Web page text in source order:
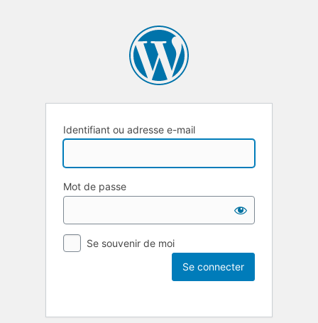
Identifiant ou adresse e-mail
Mot de passe
Se souvenir de moi